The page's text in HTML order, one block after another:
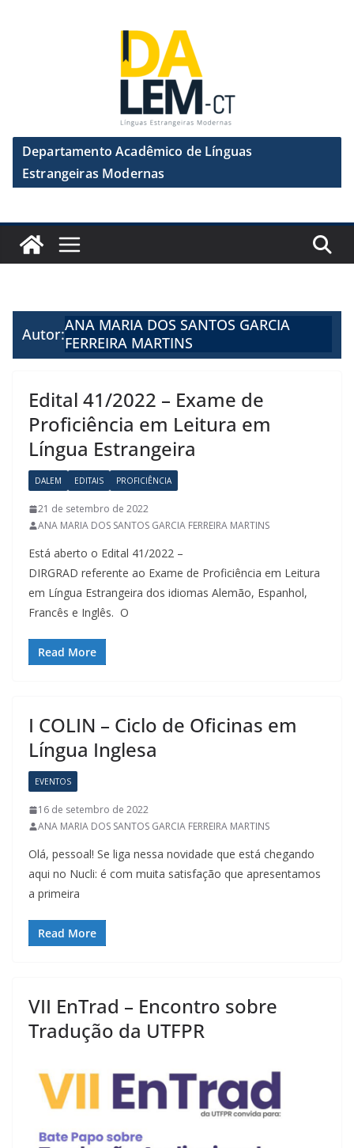
Departamento Acadêmico de Línguas
Estrangeiras Modernas
Autor:ANA MARIA DOS SANTOS GARCIA
FERREIRA MARTINS
Edital 41/2022 – Exame de
Proficiência em Leitura em
Língua Estrangeira
DALEM EDITAIS PROFICIÊNCIA
21 de setembro de 2022
ANA MARIA DOS SANTOS GARCIA FERREIRA MARTINS
Está aberto o Edital 41/2022 –
DIRGRAD referente ao Exame de Proficiência em Leitura
em Língua Estrangeira dos idiomas Alemão, Espanhol,
Francês e Inglês. O
Read More
I COLIN – Ciclo de Oficinas em
Língua Inglesa
EVENTOS
16 de setembro de 2022
ANA MARIA DOS SANTOS GARCIA FERREIRA MARTINS
Olá, pessoal! Se liga nessa novidade que está chegando
aqui no Nucli: é com muita satisfação que apresentamos
a primeira
Read More
VII EnTrad – Encontro sobre
Tradução da UTFPR